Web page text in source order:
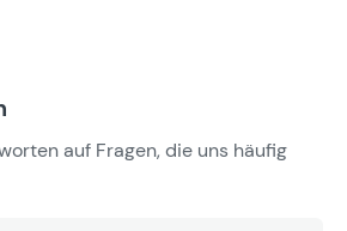
auf Fragen, die uns häufig